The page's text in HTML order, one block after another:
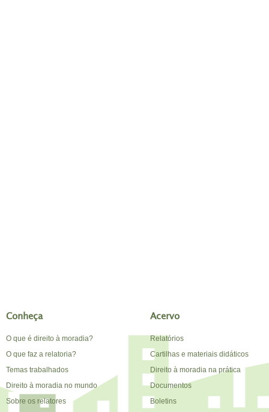
Conheça
O que é direito à moradia?
O que faz a relatoria?
Temas trabalhados
Direito à moradia no mundo
Sobre os relatores
Acervo
Relatórios
Cartilhas e materiais didáticos
Direito à moradia na prática
Documentos
Boletins